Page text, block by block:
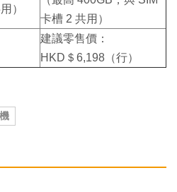
）
卡槽 2 共用）
建議零售價：
HKD＄6,198（行）